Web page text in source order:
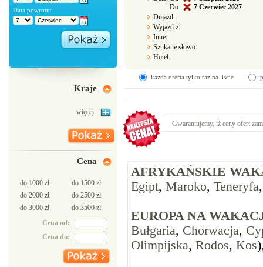
Data powrotu:
Kraje
więcej
Cena
do 1000 zł
do 1500 zł
do 2000 zł
do 2500 zł
do 3000 zł
do 3500 zł
Cena od:
Cena do:
Do
7 Czerwiec 2027
Dojazd:
Wyjazd z:
Inne:
Szukane słowo:
Hotel:
każda oferta tylko raz na liście
Gwarantujemy, iż ceny ofert
AFRYKAŃSKIE
Egipt, Maroko, Teneryfa
EUROPA NA
Bułgaria, Chorwacja,
Olimpijska, Rodos, Kos